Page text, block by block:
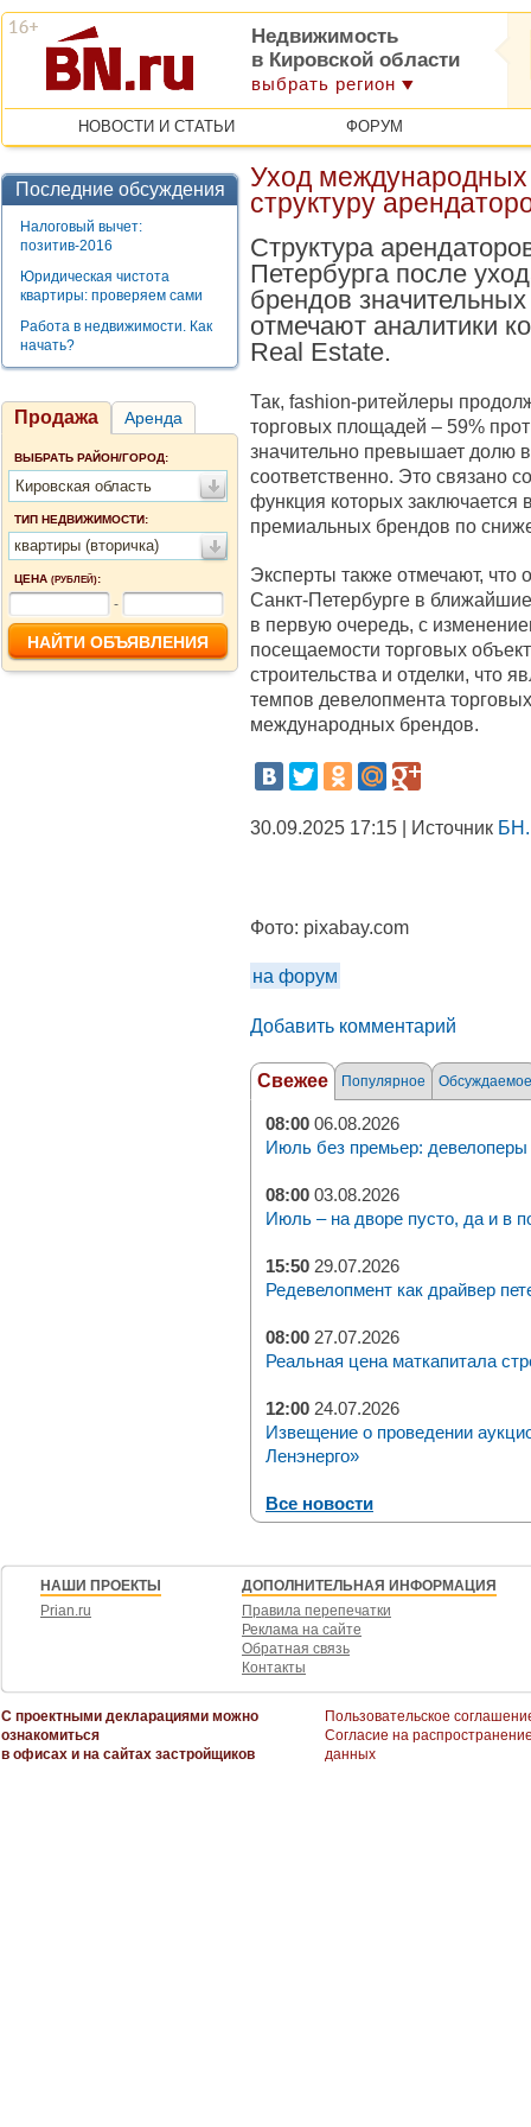
Недвижимость
в Кировской области
выбрать регион
НОВОСТИ И СТАТЬИ ФОРУМ
Последние обсуждения
Налоговый вычет:
позитив-2016
Юридическая чистота
квартиры: проверяем сами
Работа в недвижимости. Как
начать?
Продажа Аренда
ВЫБРАТЬ РАЙОН/ГОРОД:
Кировская область
ТИП НЕДВИЖИМОСТИ:
квартиры (вторичка)
ЦЕНА (РУБЛЕЙ):
-
Уход международных
структуру
Структура
Петербурга после
брендов
отмечают аналитики
Real Estate.
Так, fashion-ритейлеры
торговых площадей – 59%
значительно превышает долю
соответственно. Это связано
функция которых
премиальных брендов по
Эксперты также отмечают, что
Санкт-Петербурге в
в первую очередь, с
посещаемости торговых
строительства и отделки, что
темпов девелопмента
международных брендов.
30.09.2025 17:15 | Источник
Фото: pixabay.com
на форум
Добавить комментарий
Свежее Популярное Обсуждаемое
08:00 06.08.2026
Июль без премьер: девелоперы
08:00 03.08.2026
Июль – на дворе пусто, да и в
15:50 29.07.2026
Редевелопмент как драйвер
08:00 27.07.2026
Реальная цена маткапитала
12:00 24.07.2026
Извещение о проведении
Ленэнерго»
Все новости
НАШИ ПРОЕКТЫ
Prian.ru
ДОПОЛНИТЕЛЬНАЯ ИНФОРМАЦИЯ
Правила перепечатки
Реклама на сайте
Обратная связь
Контакты
С проектными декларациями можно
ознакомиться
в офисах и на сайтах застройщиков
Пользовательское
Согласие на
данных